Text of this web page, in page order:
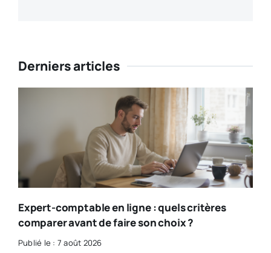
Derniers articles
Expert-comptable en ligne : quels critères
comparer avant de faire son choix ?
Publié le : 7 août 2026